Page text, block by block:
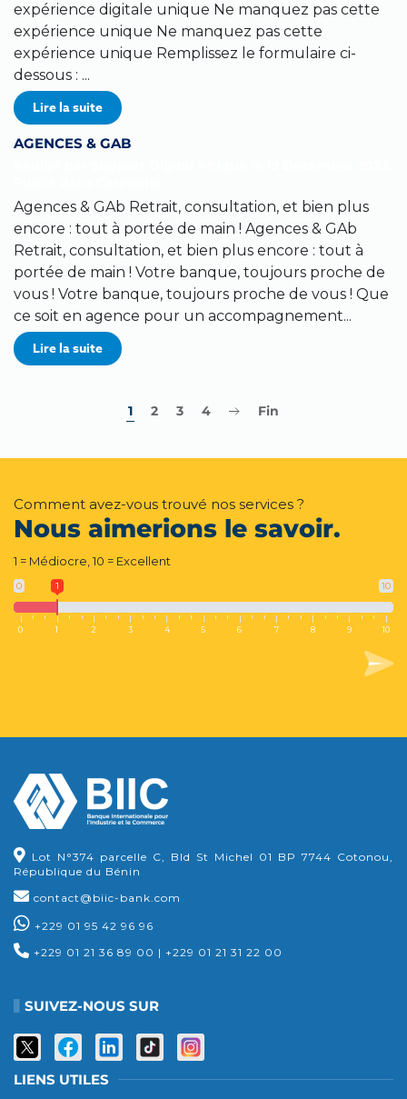
expérience digitale unique Ne manquez pas cette
expérience unique Ne manquez pas cette
expérience unique Remplissez le formulaire ci-
dessous : ...
Lire la suite
AGENCES & GAB
Agences & GAb Retrait, consultation, et bien plus
encore : tout à portée de main ! Agences & GAb
Retrait, consultation, et bien plus encore : tout à
portée de main ! Votre banque, toujours proche de
vous ! Votre banque, toujours proche de vous ! Que
ce soit en agence pour un accompagnement...
Lire la suite
1 2 3 4 Fin
Comment avez-vous trouvé nos services ?
Nous aimerions le savoir.
1 = Médiocre, 10 = Excellent
0 10
1
0 1 2 3 4 5 6 7 8 9 10
Lot N°374 parcelle C, Bld St Michel 01 BP 7744 Cotonou,
République du Bénin
contact@biic-bank.com
+229 01 95 42 96 96
+229 01 21 36 89 00 | +229 01 21 31 22 00
SUIVEZ-NOUS SUR
LIENS UTILES